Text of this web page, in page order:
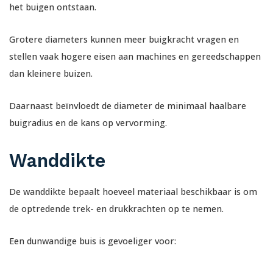
het buigen ontstaan.
Grotere diameters kunnen meer buigkracht vragen en
stellen vaak hogere eisen aan machines en gereedschappen
dan kleinere buizen.
Daarnaast beïnvloedt de diameter de minimaal haalbare
buigradius en de kans op vervorming.
Wanddikte
De wanddikte bepaalt hoeveel materiaal beschikbaar is om
de optredende trek- en drukkrachten op te nemen.
Een dunwandige buis is gevoeliger voor: